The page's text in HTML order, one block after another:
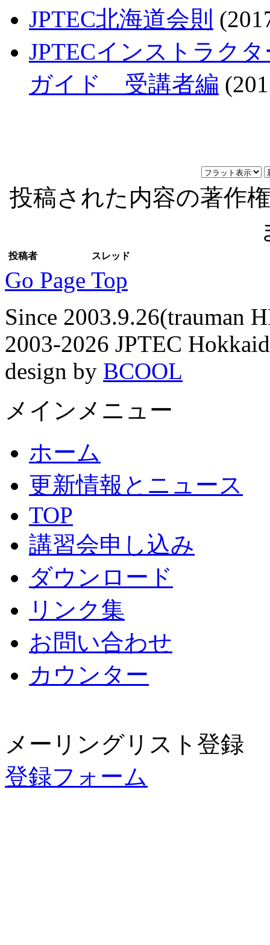
JPTEC北海道会則
JPTECインストラク
ガイド 受講者編
投稿された内容の著作
投稿者 スレッド
Go Page Top
Since 2003.9.26(trauman
2003-2026 JPTEC
design by BCOOL
メインメニュー
ホーム
更新情報とニュース
TOP
講習会申し込み
ダウンロード
リンク集
お問い合わせ
カウンター
メーリングリスト登録
登録フォーム